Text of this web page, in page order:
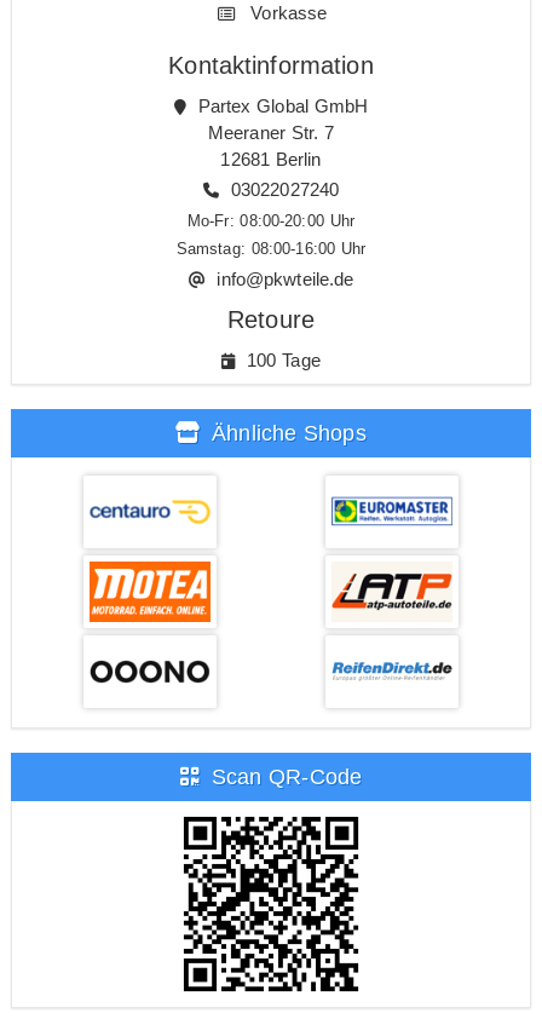
Vorkasse
Kontaktinformation
Partex Global GmbH
Meeraner Str. 7
12681 Berlin
03022027240
Mo-Fr: 08:00-20:00 Uhr
Samstag: 08:00-16:00 Uhr
info@pkwteile.de
Retoure
100 Tage
Ähnliche Shops
Scan QR-Code